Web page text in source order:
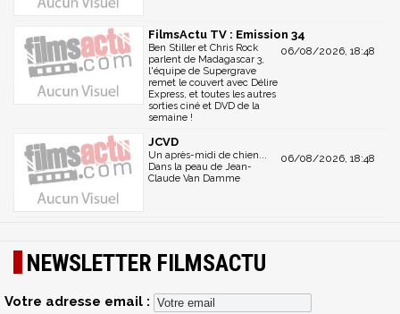
FilmsActu TV : Emission 34
06/08/2026, 18:48
Ben Stiller et Chris Rock
parlent de Madagascar 3,
l'équipe de Supergrave
remet le couvert avec Délire
Express, et toutes les autres
sorties ciné et DVD de la
semaine !
JCVD
06/08/2026, 18:48
Un après-midi de chien...
Dans la peau de Jean-
Claude Van Damme
NEWSLETTER FILMSACTU
Votre adresse email :